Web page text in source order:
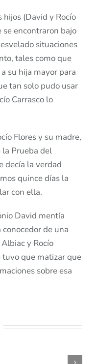
hijos (David y Rocío
encontraron bajo
situaciones
tales como que
su hija mayor para
tan solo pudo usar
Carrasco lo
Flores y su madre,
Prueba del
decía la verdad
quince días la
con ella.
David mentía
de una
y Rocío
que matizar que
sobre esa